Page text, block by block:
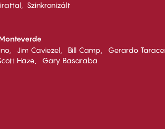
Szinkronizált
Jim Caviezel Bill Camp Gerardo
Haze Gary Basaraba